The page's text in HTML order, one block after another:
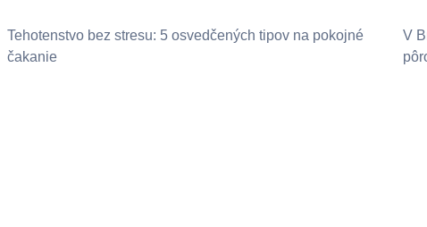
Tehotenstvo bez stresu: 5 osvedčených tipov na pokojné
čakanie
V